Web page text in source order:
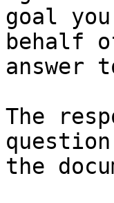
goal
behalf
answer
The
the